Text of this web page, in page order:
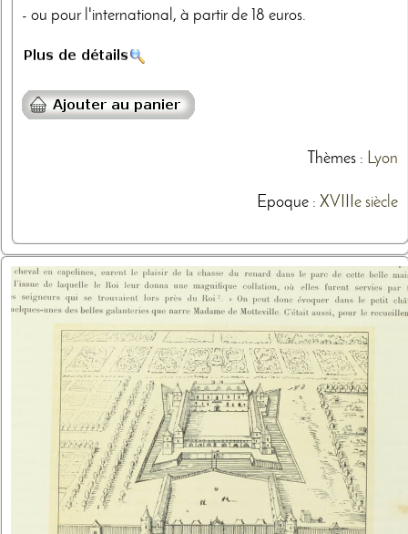
- ou pour l'international, à partir de 18 euros.
Thèmes: Lyon
Epoque : XVIIIe siècle